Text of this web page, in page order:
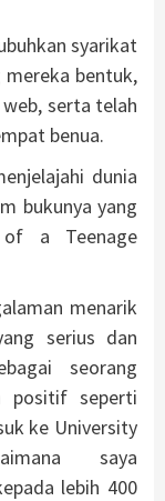
syarikat
mereka bentuk,
serta telah
benua.
dunia
bukunya yang
a Teenage
menarik
serius dan
seorang
positif seperti
ke University
saya
lebih 400